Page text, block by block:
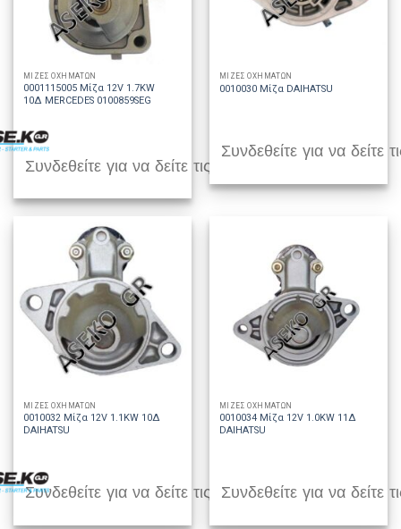
ΜΙΖΕΣ ΟΧΗΜΑΤΩΝ
0001115005 Μίζα 12V 1.7KW
10Δ MERCEDES 0100859SEG
Συνδεθείτε για να δείτε τις τιμές
ΜΙΖΕΣ ΟΧΗΜΑΤΩΝ
0010030 Μίζα DAIHATSU
Συνδεθείτε για να δείτε
ΜΙΖΕΣ ΟΧΗΜΑΤΩΝ
0010032 Μίζα 12V 1.1KW 10Δ
DAIHATSU
Συνδεθείτε για να δείτε τις τιμές
ΜΙΖΕΣ ΟΧΗΜΑΤΩΝ
0010034 Μίζα 12V 1.0KW 11Δ
DAIHATSU
Συνδεθείτε για να δείτε